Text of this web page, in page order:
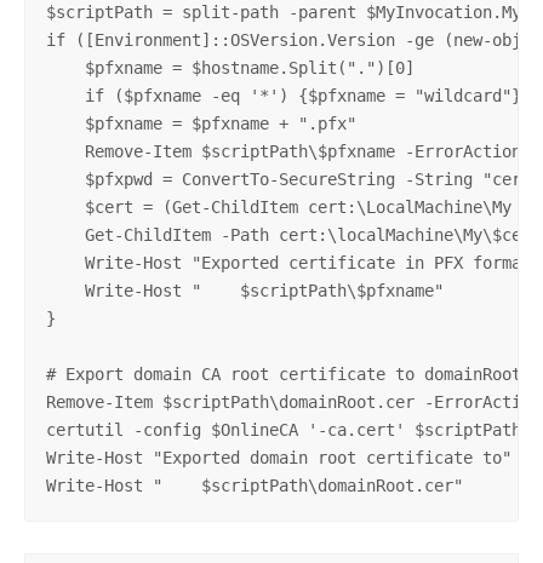
$scriptPath = split-path -parent
if ([Environment]::OSVersion.Version -ge (new-
    $pfxname = $hostname.Split(".")[0]
    if ($pfxname -eq '*') {$pfxname = "wildcard"}
    $pfxname = $pfxname + ".pfx"
Remove-Item $scriptPath\$pfxname -ErrorAction
$pfxpwd = ConvertTo-SecureString -String
$cert = (Get-ChildItem cert:\LocalMachine\My
Get-ChildItem -Path
Write-Host "Exported certificate in PFX format
    Write-Host "    $scriptPath\$pfxname"
}
# Export domain CA root certificate to
Remove-Item $scriptPath\domainRoot.cer -
certutil -config $OnlineCA '-ca.cert'
Write-Host "Exported domain root certificate to"
Write-Host "    $scriptPath\domainRoot.cer"